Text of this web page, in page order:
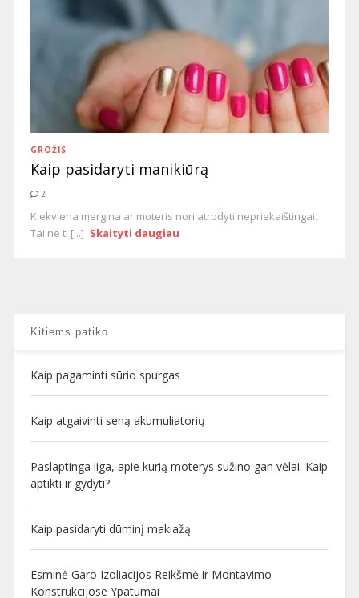
GROŽIS
Kaip pasidaryti manikiūrą
2
Kiekviena mergina ar moteris nori atrodyti nepriekaištingai.
Tai ne ti [...] Skaityti daugiau
Kitiems patiko
Kaip pagaminti sūrio spurgas
Kaip atgaivinti seną akumuliatorių
Paslaptinga liga, apie kurią moterys sužino gan vėlai. Kaip
aptikti ir gydyti?
Kaip pasidaryti dūminį makiažą
Esminė Garo Izoliacijos Reikšmė ir Montavimo
Konstrukcijose Ypatumai